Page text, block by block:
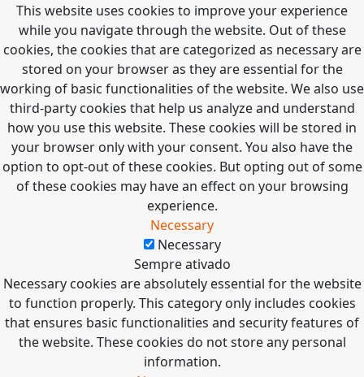
This website uses cookies to improve your experience
while you navigate through the website. Out of these
cookies, the cookies that are categorized as necessary are
stored on your browser as they are essential for the
working of basic functionalities of the website. We also use
third-party cookies that help us analyze and understand
how you use this website. These cookies will be stored in
your browser only with your consent. You also have the
option to opt-out of these cookies. But opting out of some
of these cookies may have an effect on your browsing
experience.
Necessary
Necessary
Sempre ativado
Necessary cookies are absolutely essential for the website
to function properly. This category only includes cookies
that ensures basic functionalities and security features of
the website. These cookies do not store any personal
information.